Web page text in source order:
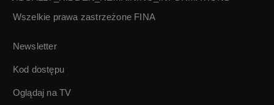
Z rzeźbiarstwa
Kuna | Kronika
Wytwórni
Doświadczalnej
1930
Karol II królem
Wszelkie prawa zastrzeżone FINA
Newsletter
Kod dostępu
Oglądaj na TV